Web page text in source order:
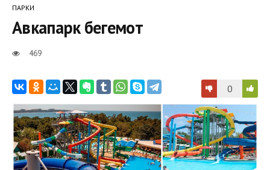
ПАРКИ
Авкапарк бегемот
469
0